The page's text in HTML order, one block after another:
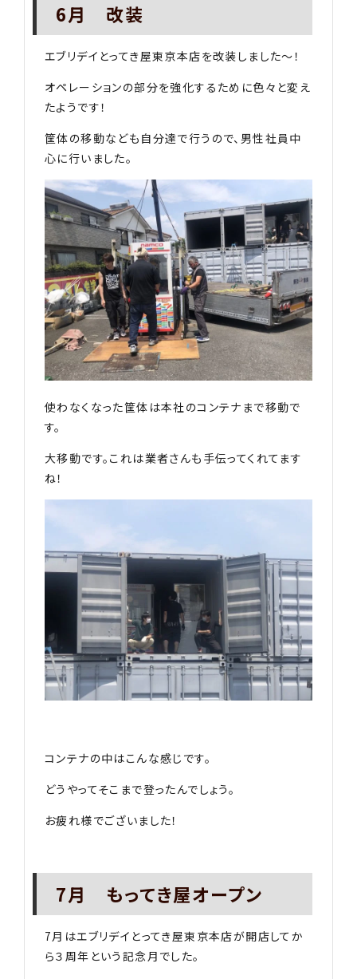
6月 改装
エブリデイとってき屋東京本店を改装しました〜！
オペレーションの部分を強化するために色々と変え
たようです！
筐体の移動なども自分達で行うので、男性社員中
心に行いました。
使わなくなった筐体は本社のコンテナまで移動で
す。
大移動です。これは業者さんも手伝ってくれてます
ね！
コンテナの中はこんな感じです。
どうやってそこまで登ったんでしょう。
お疲れ様でございました！
7月 もってき屋オープン
7月はエブリデイとってき屋東京本店が開店してか
ら３周年という記念月でした。